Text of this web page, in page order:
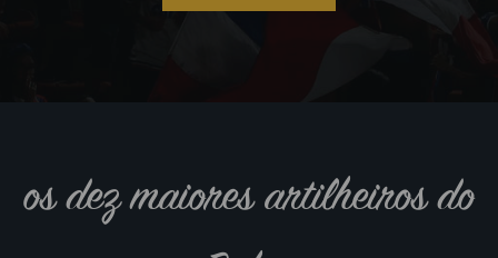
os dez maiores artilheiros do